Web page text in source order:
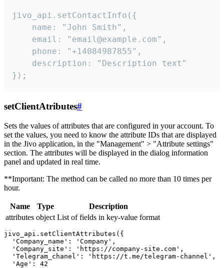
jivo_api.setContactInfo({
    name: "John Smith",
    email: "email@example.com",
    phone: "+14084987855",
    description: "Description text"
});
setClientAtributes#
Sets the values ​​of attributes that are configured in your account. To
set the values, you need to know the attribute IDs that are displayed
in the Jivo application, in the "Management" > "Attribute settings"
section. The attributes will be displayed in the dialog information
panel and updated in real time.
**Important: The method can be called no more than 10 times per
hour.
Name Type
Description
attributes object List of fields in key-value format
jivo_api.setClientAttributes({
  'Company_name': 'Company',
  'Company_site': 'https://company-site.com',
  'Telegram_chanel': 'https://t.me/telegram-channel',
  'Age': 42